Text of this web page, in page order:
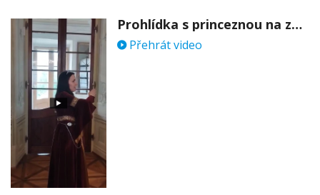
Prohlídka s princeznou na zámku Stekník
Přehrát video